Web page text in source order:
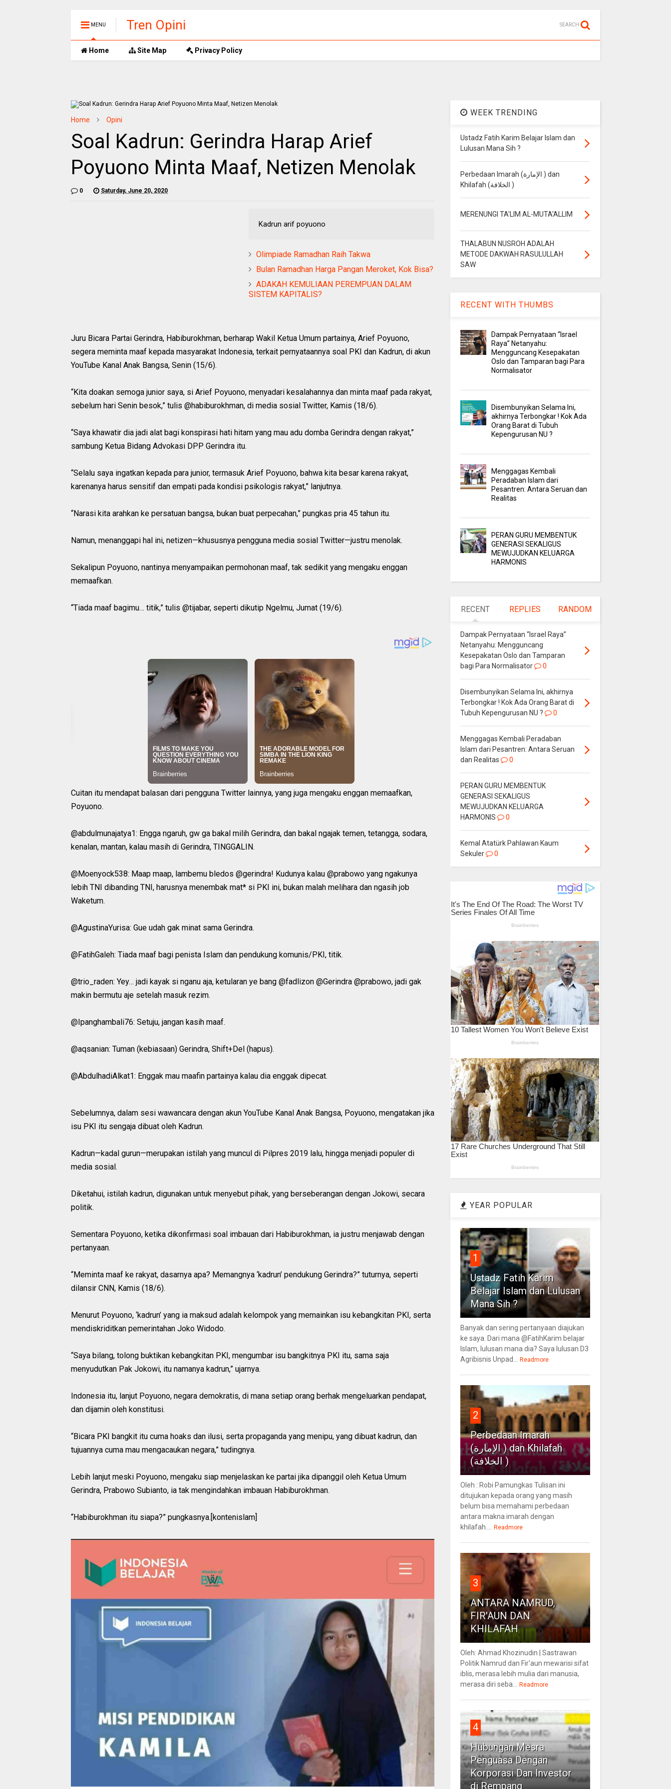
MENU Tren Opini SEARCH
Home Site Map Privacy Policy
Home Opini
Soal Kadrun: Gerindra Harap Arief
Poyuono Minta Maaf, Netizen Menolak
0 Saturday, June 20, 2020
Kadrun arif poyuono
Olimpiade Ramadhan Raih Takwa
Bulan Ramadhan Harga Pangan Meroket, Kok Bisa?
ADAKAH KEMULIAAN PEREMPUAN DALAM
SISTEM KAPITALIS?
Juru Bicara Partai Gerindra, Habiburokhman, berharap Wakil Ketua Umum partainya, Arief Poyuono,
segera meminta maaf kepada masyarakat Indonesia, terkait pernyataannya soal PKI dan Kadrun, di akun
YouTube Kanal Anak Bangsa, Senin (15/6).
“Kita doakan semoga junior saya, si Arief Poyuono, menyadari kesalahannya dan minta maaf pada rakyat,
sebelum hari Senin besok,” tulis @habiburokhman, di media sosial Twitter, Kamis (18/6).
“Saya khawatir dia jadi alat bagi konspirasi hati hitam yang mau adu domba Gerindra dengan rakyat,”
sambung Ketua Bidang Advokasi DPP Gerindra itu.
“Selalu saya ingatkan kepada para junior, termasuk Arief Poyuono, bahwa kita besar karena rakyat,
karenanya harus sensitif dan empati pada kondisi psikologis rakyat,” lanjutnya.
“Narasi kita arahkan ke persatuan bangsa, bukan buat perpecahan,” pungkas pria 45 tahun itu.
Namun, menanggapi hal ini, netizen—khususnya pengguna media sosial Twitter—justru menolak.
Sekalipun Poyuono, nantinya menyampaikan permohonan maaf, tak sedikit yang mengaku enggan
memaafkan.
“Tiada maaf bagimu… titik,” tulis @tijabar, seperti dikutip Ngelmu, Jumat (19/6).
Cuitan itu mendapat balasan dari pengguna Twitter lainnya, yang juga mengaku enggan memaafkan,
Poyuono.
@abdulmunajatya1: Engga ngaruh, gw ga bakal milih Gerindra, dan bakal ngajak temen, tetangga, sodara,
kenalan, mantan, kalau masih di Gerindra, TINGGALIN.
@Moenyock538: Maap maap, lambemu bledos @gerindra! Kudunya kalau @prabowo yang ngakunya
lebih TNI dibanding TNI, harusnya menembak mat* si PKI ini, bukan malah melihara dan ngasih job
Waketum.
@AgustinaYurisa: Gue udah gak minat sama Gerindra.
@FatihGaleh: Tiada maaf bagi penista Islam dan pendukung komunis/PKI, titik.
@trio_raden: Yey… jadi kayak si nganu aja, ketularan ye bang @fadlizon @Gerindra @prabowo, jadi gak
makin bermutu aje setelah masuk rezim.
@Ipanghambali76: Setuju, jangan kasih maaf.
@aqsanian: Tuman (kebiasaan) Gerindra, Shift+Del (hapus).
@AbdulhadiAlkat1: Enggak mau maafin partainya kalau dia enggak dipecat.
Sebelumnya, dalam sesi wawancara dengan akun YouTube Kanal Anak Bangsa, Poyuono, mengatakan jika
isu PKI itu sengaja dibuat oleh Kadrun.
Kadrun—kadal gurun—merupakan istilah yang muncul di Pilpres 2019 lalu, hingga menjadi populer di
media sosial.
Diketahui, istilah kadrun, digunakan untuk menyebut pihak, yang berseberangan dengan Jokowi, secara
politik.
Sementara Poyuono, ketika dikonfirmasi soal imbauan dari Habiburokhman, ia justru menjawab dengan
pertanyaan.
“Meminta maaf ke rakyat, dasarnya apa? Memangnya ‘kadrun’ pendukung Gerindra?” tuturnya, seperti
dilansir CNN, Kamis (18/6).
Menurut Poyuono, ‘kadrun’ yang ia maksud adalah kelompok yang memainkan isu kebangkitan PKI, serta
mendiskriditkan pemerintahan Joko Widodo.
“Saya bilang, tolong buktikan kebangkitan PKI, mengumbar isu bangkitnya PKI itu, sama saja
menyudutkan Pak Jokowi, itu namanya kadrun,” ujarnya.
Indonesia itu, lanjut Poyuono, negara demokratis, di mana setiap orang berhak mengeluarkan pendapat,
dan dijamin oleh konstitusi.
“Bicara PKI bangkit itu cuma hoaks dan ilusi, serta propaganda yang menipu, yang dibuat kadrun, dan
tujuannya cuma mau mengacaukan negara,” tudingnya.
Lebih lanjut meski Poyuono, mengaku siap menjelaskan ke partai jika dipanggil oleh Ketua Umum
Gerindra, Prabowo Subianto, ia tak mengindahkan imbauan Habiburokhman.
“Habiburokhman itu siapa?” pungkasnya.[kontenislam]
WEEK TRENDING
Ustadz Fatih Karim Belajar Islam dan
Lulusan Mana Sih ?
Perbedaan Imarah (الإمارة ) dan
Khilafah (الخلافة )
MERENUNGI TA'LIM AL-MUTA'ALLIM
THALABUN NUSROH ADALAH
METODE DAKWAH RASULULLAH
SAW
RECENT WITH THUMBS
Dampak Pernyataan “Israel
Raya” Netanyahu:
Mengguncang Kesepakatan
Oslo dan Tamparan bagi Para
Normalisator
Disembunyikan Selama Ini,
akhirnya Terbongkar ! Kok Ada
Orang Barat di Tubuh
Kepengurusan NU ?
Menggagas Kembali
Peradaban Islam dari
Pesantren: Antara Seruan dan
Realitas
PERAN GURU MEMBENTUK
GENERASI SEKALIGUS
MEWUJUDKAN KELUARGA
HARMONIS
RECENT REPLIES RANDOM
Dampak Pernyataan “Israel Raya”
Netanyahu: Mengguncang
Kesepakatan Oslo dan Tamparan
bagi Para Normalisator
0
Disembunyikan Selama Ini, akhirnya
Terbongkar ! Kok Ada Orang Barat di
Tubuh Kepengurusan NU ?
0
Menggagas Kembali Peradaban
Islam dari Pesantren: Antara Seruan
dan Realitas
0
PERAN GURU MEMBENTUK
GENERASI SEKALIGUS
MEWUJUDKAN KELUARGA
HARMONIS
0
Kemal Atatürk Pahlawan Kaum
Sekuler
0
YEAR POPULAR
1
Ustadz Fatih Karim
Belajar Islam dan Lulusan
Mana Sih ?
Banyak dan sering pertanyaan diajukan
ke saya. Dari mana @FatihKarim belajar
Islam, lulusan mana dia? Saya lulusan D3
Agribisnis Unpad...
Readmore
2
Perbedaan Imarah
(الإمارة ) dan Khilafah
(الخلافة )
Oleh : Robi Pamungkas Tulisan ini
ditujukan kepada orang yang masih
belum bisa memahami perbedaan
antara makna imarah dengan
khilafah....
Readmore
3
ANTARA NAMRUD,
FIR'AUN DAN
KHILAFAH
Oleh: Ahmad Khozinudin | Sastrawan
Politik Namrud dan Fir'aun mewarisi sifat
iblis, merasa lebih mulia dari manusia,
merasa diri seba...
Readmore
4
Hubungan Mesra
Penguasa Dengan
Korporasi Dan Investor
di Rempang